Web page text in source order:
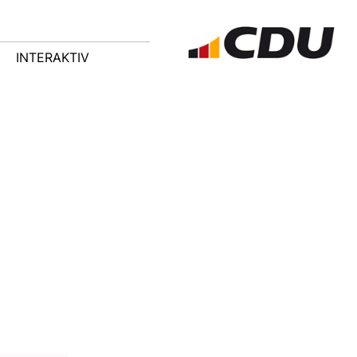
INTERAKTIV